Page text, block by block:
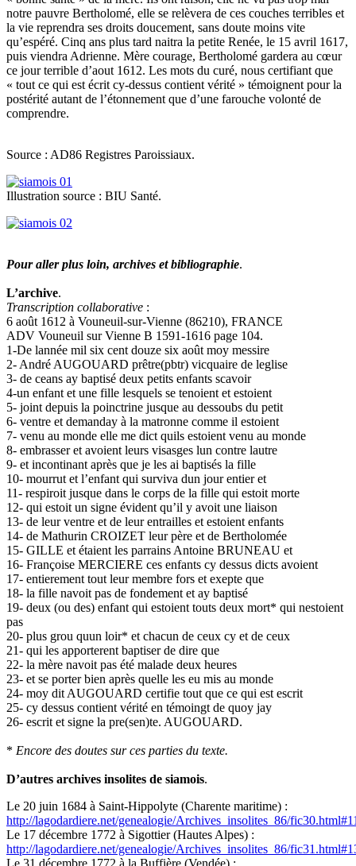
notre pauvre Bertholomé, elle se relèvera de ces couches terribles et
la vie reprendra ses droits doucement, sans doute moins vite
qu’espéré. Cinq ans plus tard naitra la petite Renée, le 15 avril 1617,
puis viendra Adrienne. Mère courage, Bertholomé gardera au cœur
ce jour terrible d’aout 1612. Les mots du curé, nous certifiant que
« tout ce qui est écrit cy-dessus contient vérité » témoignent pour la
postérité autant de l’étonnement que d’une farouche volonté de
comprendre.
Source : AD86 Registres Paroissiaux.
Illustration source : BIU Santé.
Pour aller plus loin, archives et bibliographie.
L’archive.
Transcription collaborative :
6 août 1612 à Vouneuil-sur-Vienne (86210), FRANCE
ADV Vouneuil sur Vienne B 1591-1616 page 104.
1-De lannée mil six cent douze six août moy messire
2- André AUGOUARD prêtre(pbtr) vicquaire de leglise
3- de ceans ay baptisé deux petits enfants scavoir
4-un enfant et une fille lesquels se tenoient et estoient
5- joint depuis la poinctrine jusque au dessoubs du petit
6- ventre et demanday à la matronne comme il estoient
7- venu au monde elle me dict quils estoient venu au monde
8- embrasser et avoient leurs visasges lun contre lautre
9- et incontinant après que je les ai baptisés la fille
10- mourrut et l’enfant qui surviva dun jour entier et
11- respiroit jusque dans le corps de la fille qui estoit morte
12- qui estoit un signe évident qu’il y avoit une liaison
13- de leur ventre et de leur entrailles et estoient enfants
14- de Mathurin CROIZET leur père et de Bertholomée
15- GILLE et étaient les parrains Antoine BRUNEAU et
16- Françoise MERCIERE ces enfants cy dessus dicts avoient
17- entierement tout leur membre fors et exepte que
18- la fille navoit pas de fondement et ay baptisé
19- deux (ou des) enfant qui estoient touts deux mort* qui nestoient
pas
20- plus grou quun loir* et chacun de ceux cy et de ceux
21- qui les apporterent baptiser de dire que
22- la mère navoit pas été malade deux heures
23- et se porter bien après quelle les eu mis au monde
24- moy dit AUGOUARD certifie tout que ce qui est escrit
25- cy dessus contient vérité en témoingt de quoy jay
26- escrit et signe la pre(sen)te. AUGOUARD.
* Encore des doutes sur ces parties du texte.
D’autres archives insolites de siamois.
Le 20 juin 1684 à Saint-Hippolyte (Charente maritime) :
http://lagodardiere.net/genealogie/Archives_insolites_86/
Le 17 décembre 1772 à Sigottier (Hautes Alpes) :
http://lagodardiere.net/genealogie/Archives_insolites_86/
Le 31 décembre 1772 à la Buffière (Vendée) :